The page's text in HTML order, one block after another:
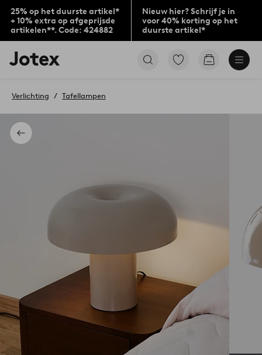
25% op het duurste artikel*
+ 10% extra op afgeprijsde
artikelen**. Code: 424882
Nieuw hier? Schrijf je in
voor 40% korting op het
duurste artikel*
Jotex
logo
to
home
page
Ga
Go
Terug
Verlichting Tafellampen